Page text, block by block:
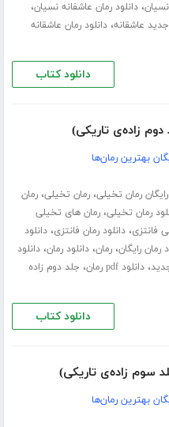
،دانلود رمان عاشفانه نسیان،
عاشقانه،دانلود رمان عاشقانه
دانلود کتاب
زاده‌ی تاریکی)
بهترین رمان‌ها
رایگان رمان تخیلی،رمان تخیلی،رمان
رمان تخیلی،رمان های تخیلی
فانتزی،دانلود رمان فانتزی،دانلود
رمان رایگان،رمان،دانلود رمان،دانلود
،دانلود pdf رمان ، جلد دوم زاده
دانلود کتاب
سوم زاده‌ی تاریکی)
بهترین رمان‌ها